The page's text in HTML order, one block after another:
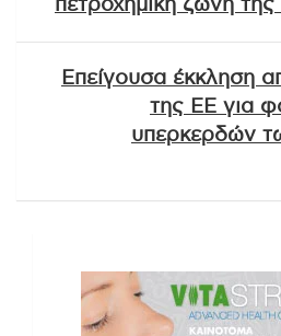
πετροχημική ζώνη
Επείγουσα έκκληση
της ΕΕ για
υπερκερδών